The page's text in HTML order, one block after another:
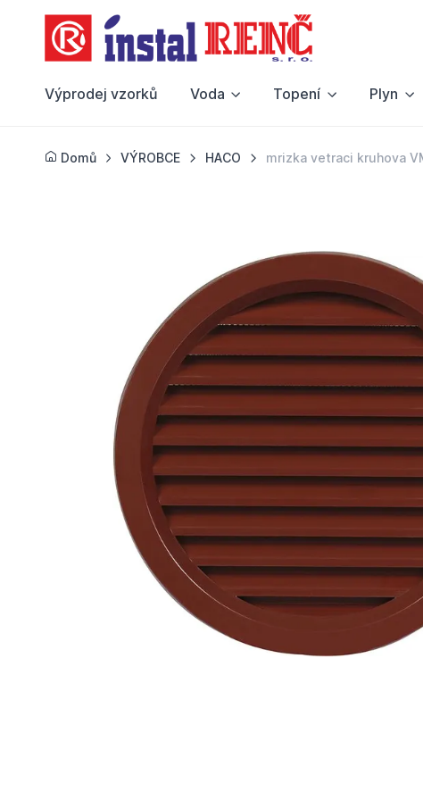
Výprodej vzorků Voda Topení Plyn
Domů VÝROBCE HACO mrizka vetraci kruhova